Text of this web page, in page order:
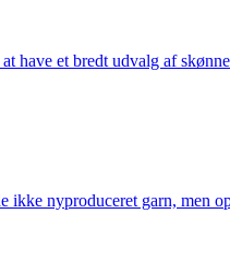
have et bredt udvalg af
ikke nyproduceret garn, men